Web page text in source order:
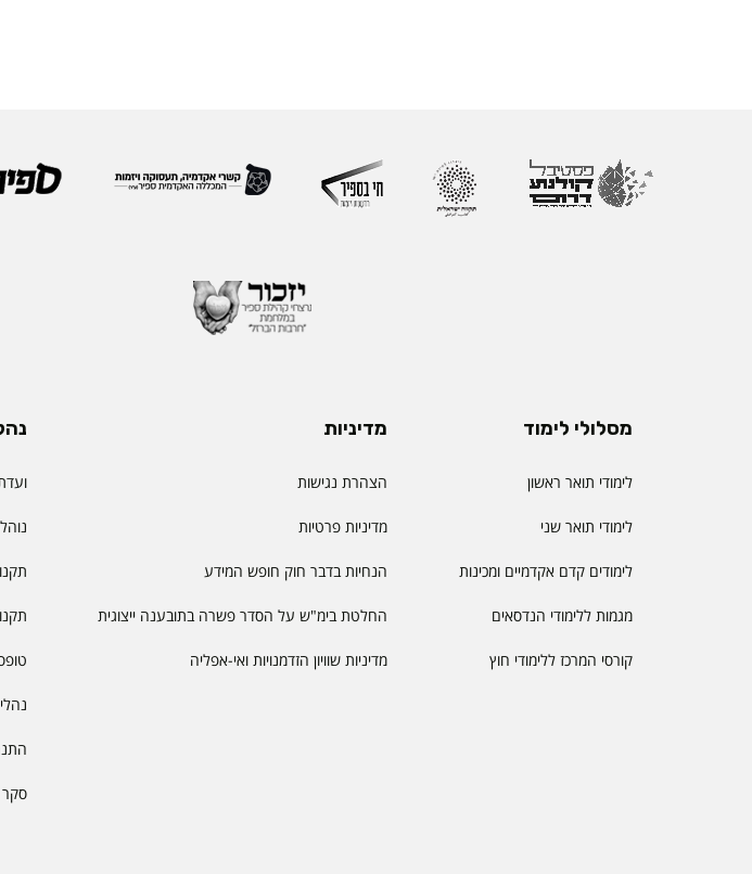
מסלולי לימוד
לימודי תואר ראשון
לימודי תואר שני
לימודים קדם אקדמיים ומכינות
מגמות ללימודי הנדסאים
קורסי המרכז ללימודי חוץ
מדיניות
הצהרת נגישות
מדיניות פרטיות
הנחיות בדבר חוק חופש המידע
החלטת בימ"ש על הסדר פשרה בתובענה ייצוגית
מדיניות שוויון הזדמנויות ואי-אפליה
סקר